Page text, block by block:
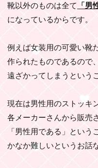
靴以外のものは全て 「男
になっているからです。
例えば女装用の可愛い靴
作られたものであるので
遠ざかってしまうという
現在は男性用のストッキ
各メーカーさんから販売
「男性用である」とい
かなか難しいというお話